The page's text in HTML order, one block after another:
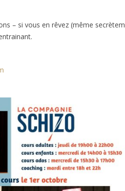
– si vous en rêvez (même